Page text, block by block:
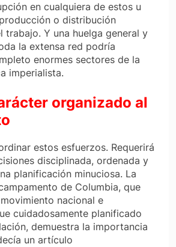
en cualquiera de estos u
o distribución
trabajo. Y una huelga general y
la extensa red podría
enormes sectores de la
imperialista.
organizado al
estos esfuerzos. Requerirá
disciplinada, ordenada y
planificación minuciosa. La
de Columbia, que
nacional e
cuidadosamente planificado
demuestra la importancia
un artículo